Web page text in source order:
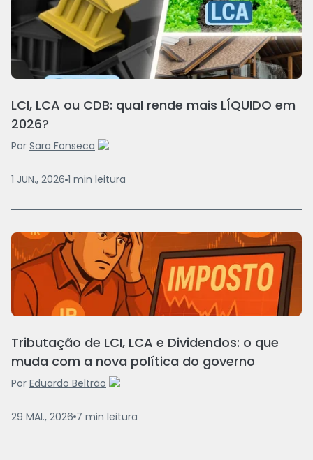
LCI, LCA ou CDB: qual rende mais LÍQUIDO em
2026?
Por Sara Fonseca
1 JUN., 2026 1 min leitura
Tributação de LCI, LCA e Dividendos: o que
muda com a nova política do governo
Por Eduardo Beltrão
29 MAI., 2026 7 min leitura